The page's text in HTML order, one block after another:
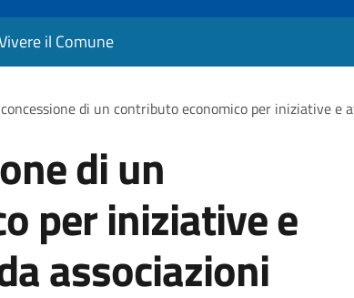
il Comune
di un contributo economico per iniziative e
di un
per iniziative e
associazioni